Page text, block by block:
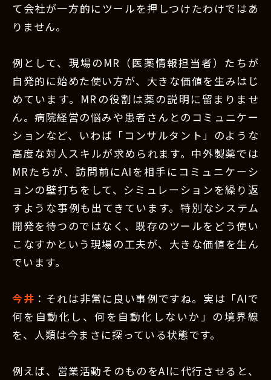
て会社が一方的にツールを押しつけたわけではあ
りません。
例として、現場のMR（医薬情報担当者）たちが
自発的に始めた使い方が、大きな価値を生みはじ
めています。MRの役割は薬の説明に留まりませ
ん。病院経営の悩みや患者さんとのコミュニケー
ションなど、いわば「コンサルタント」のような
高度な対人スキルが求められます。中外製薬では
MRたちが、訪問前にAIを相手にコミュニケーシ
ョンの壁打ちをして、シミュレーションを繰り返
すような事例も出てきています。特別なシステム
開発を待つのではなく、既存のツールをどう使い
こなすかという現場の工夫が、大きな価値を生ん
でいます。
今井 ：それは非常に良い事例ですね。実は「AIで
何を自動化し、何を自動化しないか」の境界線
を、人類は今まさに探っている状態です。
例えば、営業活動そのものをAIに代行させると、